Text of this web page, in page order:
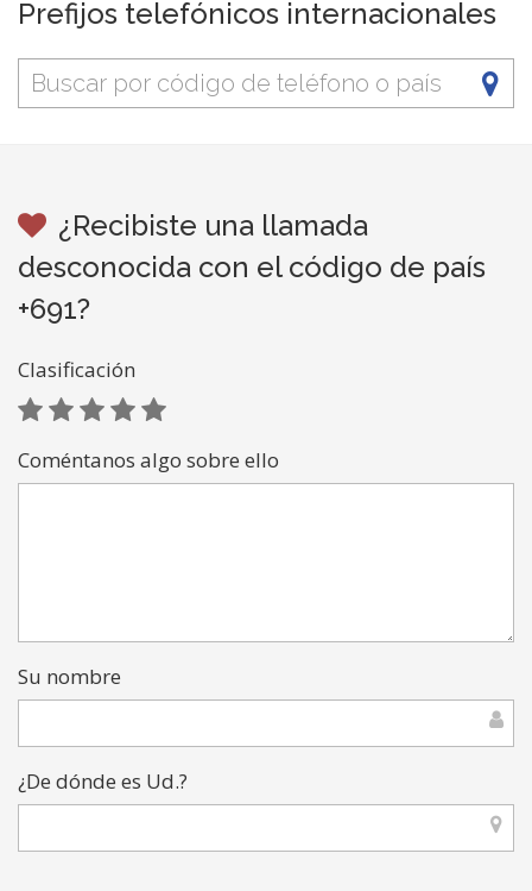
Prefijos telefónicos internacionales
¿Recibiste una llamada
desconocida con el código de país
+691?
Clasificación
Coméntanos algo sobre ello
Su nombre
¿De dónde es Ud.?